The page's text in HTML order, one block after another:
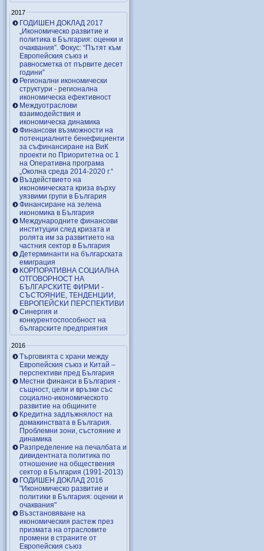
2017
ГОДИШЕН ДОКЛАД 2017
„Икономическо развитие и
политика в България: оценки и
очаквания”. Фокус: “Пътят към
Европейския съюз и
равносметка от първите десет
години”
Регионални икономически
структури - регионална
икономическа ефективност
Междуотраслови
взаимодействия и
икономическа динамика
Финансови възможности на
потенциалните бенефициенти
за съфинансиране на ВиК
проекти по Приоритетна ос 1
на Оперативна програма
„Околна среда 2014-2020 г.“
Въздействието на
икономическата криза върху
уязвими групи в България
Финансиране на зелена
икономика в България
Международните финансови
институции след кризата и
ролята им за развитието на
частния сектор в България
Детерминанти на българската
емиграция
КОРПОРАТИВНА СОЦИАЛНА
ОТГОВОРНОСТ НА
БЪЛГАРСКИТЕ ФИРМИ -
СЪСТОЯНИЕ, ТЕНДЕНЦИИ,
ЕВРОПЕЙСКИ ПЕРСПЕКТИВИ
Синергия и
конкурентоспособност на
българските предприятия
2016
Търговията с храни между
Европейския съюз и Китай –
перспективи пред България
Местни финанси в България -
същност, цели и връзки със
социално-икономическото
развитие на общините
Кредитна задлъжнялост на
домакинствата в България.
Проблемни зони, състояние и
динамика
Разпределение на печалбата и
дивидентната политика по
отношение на обществения
сектор в България (1991-2013)
ГОДИШЕН ДОКЛАД 2016
"Икономическо развитие и
политики в България: оценки и
очаквания"
Възстановяване на
икономическия растеж през
призмата на отрасловите
промени в страните от
Европейския съюз